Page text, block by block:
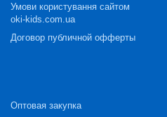
Умови користування сайтом
oki-kids.com.ua
Договор публичной офферты
Оптовая закупка